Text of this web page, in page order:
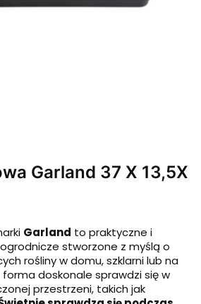
Garland 37 X 13,5X
Garland to praktyczne i
stworzone z myślą o
rośliny w domu, szklarni lub na
forma doskonale sprawdzi się w
przestrzeni, takich jak